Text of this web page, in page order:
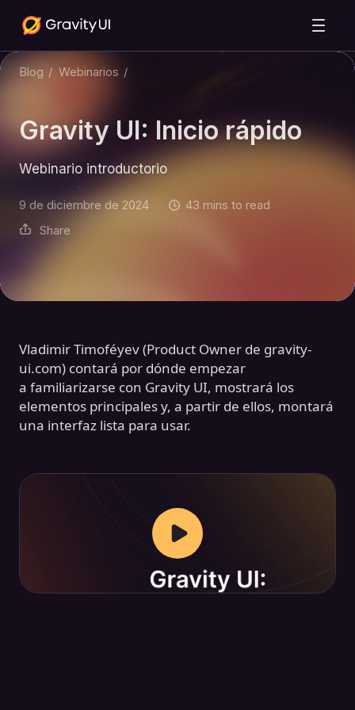
Blog / Webinarios /
Gravity UI: Inicio rápido
Webinario introductorio
9 de diciembre de 2024
43 mins to read
Share
Vladimir Timoféyev (Product Owner de gravity-
ui.com) contará por dónde empezar
a familiarizarse con Gravity UI, mostrará los
elementos principales y, a partir de ellos, montará
una interfaz lista para usar.